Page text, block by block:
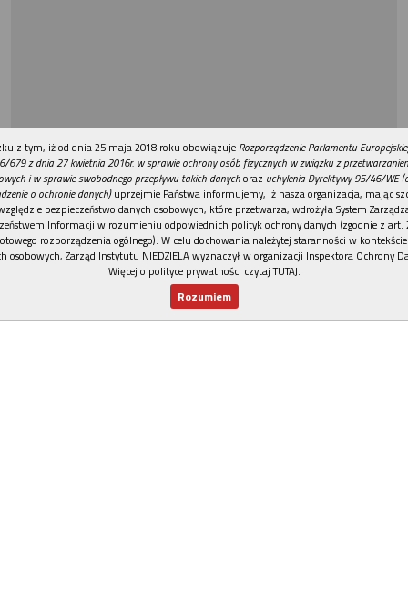
REKLAMA
z tym, iż od dnia 25 maja 2018 roku obowiązuje Rozporządzenie Parlamentu
679 z dnia 27 kwietnia 2016r. w sprawie ochrony osób fizycznych w związku z
i w sprawie swobodnego przepływu takich danychoraz uchylenia Dyrektywy 95/46/WE
o ochronie danych)uprzejmie Państwa informujemy, iż nasza organizacja, mając
bezpieczeństwo danych osobowych, które przetwarza, wdrożyła System
Informacji w rozumieniu odpowiednich polityk ochrony danych (zgodnie z art.
rozporządzenia ogólnego). W celu dochowania należytej staranności w
osobowych, Zarząd Instytutu NIEDZIELA wyznaczył w organizacji Inspektora Ochrony
Więcej o polityce prywatności czytaj TUTAJ.
Rozumiem